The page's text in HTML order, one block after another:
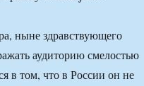
ныне здравствующего
аудиторию смелостью
в том, что в России он не